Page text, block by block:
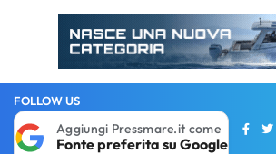
FOLLOW US
Aggiungi Pressmare.it come
Fonte preferita su Google